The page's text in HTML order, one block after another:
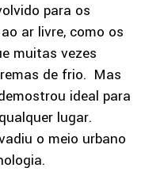
para os
ar livre, como os
muitas vezes
de frio. Mas
ideal para
lugar.
o meio urbano